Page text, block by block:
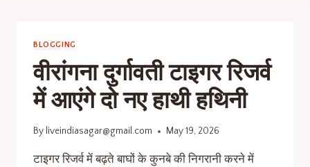
BLOGGING
वीरांगना दुर्गावती टाइगर रिजर्व
में आएंगे दो नए हाथी हथिनी
By liveindiasagar@gmail.com May 19, 2026
टाइगर रिजर्व में बढ़ते बाघों के कुनबे की निगरानी करने में